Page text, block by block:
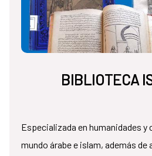
BIBLIOTECA
Especializada en humanidades
mundo árabe e islam, además de